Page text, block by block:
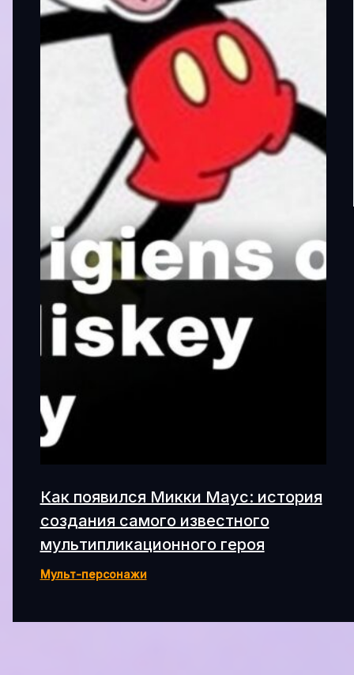
Как появился Микки Маус: история
создания самого известного
мультипликационного героя
Мульт-персонажи